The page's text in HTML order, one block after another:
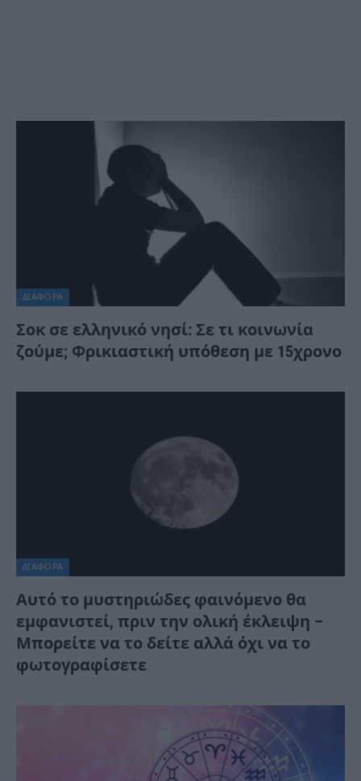
ΔΙΆΦΟΡΑ
Σοκ σε ελληνικό νησί: Σε τι κοινωνία
ζούμε; Φρικιαστική υπόθεση με 15χρονο
ΔΙΆΦΟΡΑ
Αυτό το μυστηριώδες φαινόμενο θα
εμφανιστεί, πριν την ολική έκλειψη –
Μπορείτε να το δείτε αλλά όχι να το
φωτογραφίσετε